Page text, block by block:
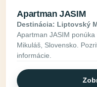
Apartman JASIM
Destinácia: Liptovský
Apartman JASIM
Mikuláš, Slovensko.
informácie.